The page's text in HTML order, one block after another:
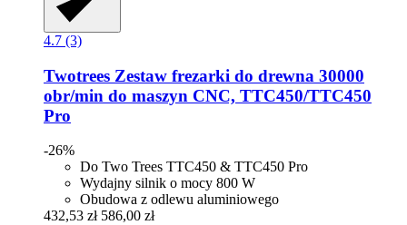
4.7 (3)
Twotrees Zestaw frezarki do drewna 30000
obr/min do maszyn CNC, TTC450/TTC450
Pro
-26%
Do Two Trees TTC450 & TTC450 Pro
Wydajny silnik o mocy 800 W
Obudowa z odlewu aluminiowego
432,53 zł 586,00 zł